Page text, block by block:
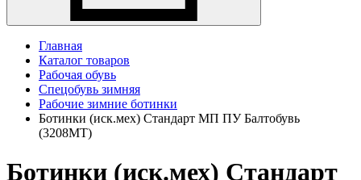
Главная
Каталог товаров
Рабочая обувь
Спецобувь зимняя
Рабочие зимние ботинки
Ботинки (иск.мех) Стандарт МП ПУ Балтобувь
(3208МТ)
Ботинки (иск.мех) Стандарт